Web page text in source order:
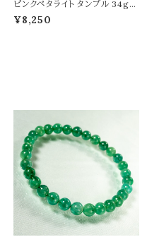
ピンクペタライト タンブル 34g
高品質 天然石 パワーストーン t
0382
¥8,250